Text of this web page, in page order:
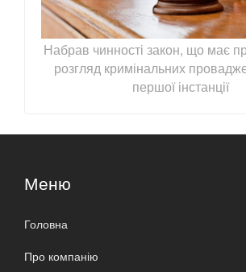
Набрав чинності закон, що має
розгляд кримінальних
першої інстанції
Меню
Головна
Про компанію